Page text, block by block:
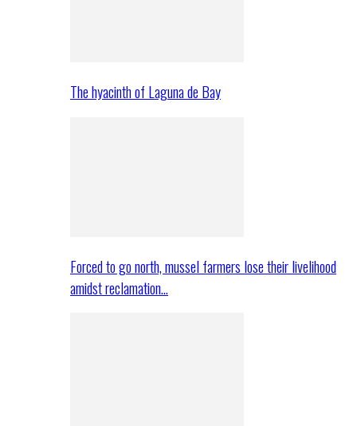
The hyacinth of Laguna de Bay
Forced to go north, mussel farmers lose their livelihood
amidst reclamation…